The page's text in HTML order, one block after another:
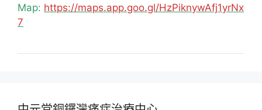
Map: https://maps.app.goo.gl/HzPiknywAfj1yrNx
7